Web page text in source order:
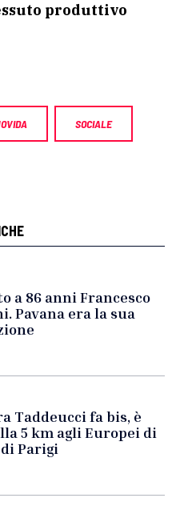
produttivo
SOCIALE
a 86 anni Francesco
Pavana era la sua
Taddeucci fa bis, è
5 km agli Europei di
Parigi